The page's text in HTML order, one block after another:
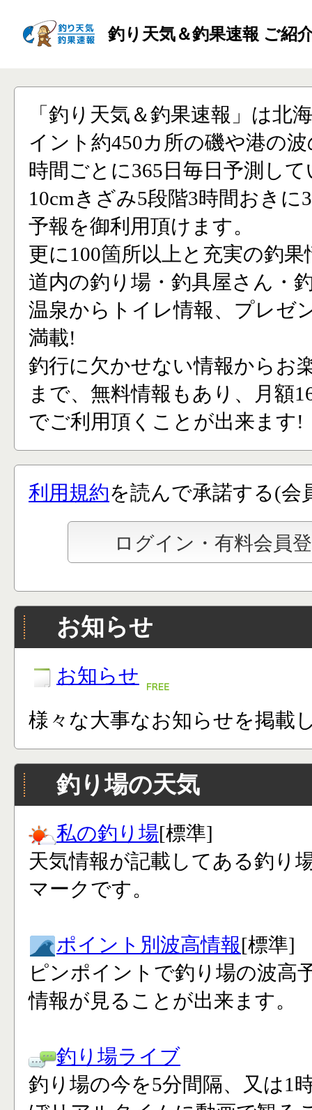
釣り天気＆釣果速報 ご紹
「釣り天気＆釣果速報」は北
イント約450カ所の磯や港の
時間ごとに365日毎日予測し
10cmきざみ5段階3時間おきに
予報を御利用頂けます。
更に100箇所以上と充実の釣果
道内の釣り場・釣具屋さん・
温泉からトイレ情報、プレゼ
満載!
釣行に欠かせない情報からお
まで、無料情報もあり、月額
でご利用頂くことが出来ます!
利用規約を読んで承諾する(会
お知らせ
お知らせ
様々な大事なお知らせを掲載
釣り場の天気
私の釣り場[標準]
天気情報が記載してある釣り
マークです。
ポイント別波高情報[標準]
ピンポイントで釣り場の波高
情報が見ることが出来ます。
釣り場ライブ
釣り場の今を5分間隔、又は1